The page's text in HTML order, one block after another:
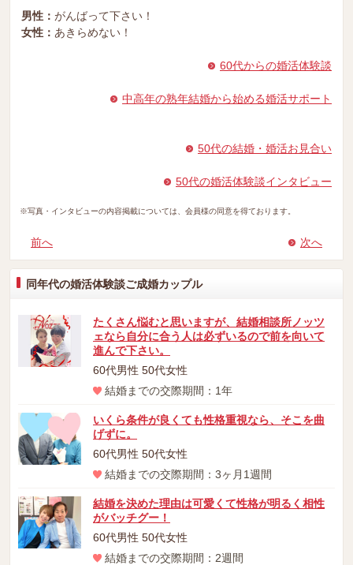
男性： がんばって下さい！
女性： あきらめない！
60代からの婚活体験談
中高年の熟年結婚から始める婚活サポート
50代の結婚・婚活お見合い
50代の婚活体験談インタビュー
※写真・インタビューの内容掲載については、会員様の同意を得ております。
前へ 次へ
同年代の婚活体験談ご成婚カップル
たくさん悩むと思いますが、結婚相談所ノッツ
ェなら自分に合う人は必ずいるので前を向いて
進んで下さい。
60代男性 50代女性
結婚までの交際期間：1年
いくら条件が良くても性格重視なら、そこを曲
げずに。
60代男性 50代女性
結婚までの交際期間：3ヶ月1週間
結婚を決めた理由は可愛くて性格が明るく相性
がバッチグー！
60代男性 50代女性
結婚までの交際期間：2週間